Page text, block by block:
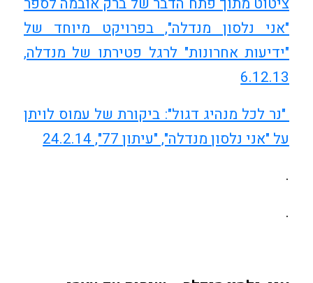
"אני נלסון מנדלה", בפרויקט מיוחד של
"ידיעות אחרונות" לרגל פטירתו של מנדלה,
6.12.13
"נר לכל מנהיג דגול": ביקורת של עמוס לויתן
על "אני נלסון מנדלה", "עיתון 77", 24.2.14
.
.